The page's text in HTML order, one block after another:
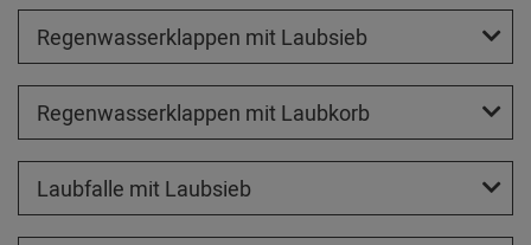
Regenwasserklappen mit Laubsieb
Regenwasserklappen mit Laubkorb
Laubfalle mit Laubsieb